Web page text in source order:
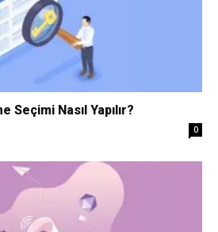
SEO,
ASO,
Seçimi Nasıl Yapılır?
0